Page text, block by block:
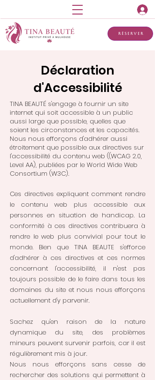
Réserver
Déclaration
d'Accessibilité
TINA BEAUTÉ s'engage à fournir un site
internet qui soit accessible à un public
aussi large que possible, quelles que
soient les circonstances et les capacités.
Nous nous efforçons d'adhérer aussi
étroitement que possible aux directives sur
l'accessibilité du contenu web ((WCAG 2.0,
Level AA), publiées par le World Wide Web
Consortium (W3C).
Ces directives expliquent comment rendre
le contenu web plus accessible aux
personnes en situation de handicap. La
conformité à ces directives contribuera à
rendre le web plus convivial pour tout le
monde. Bien que TINA BEAUTE s'efforce
d'adhérer à ces directives et ces normes
concernant l'accessibilité, il n'est pas
toujours possible de le faire dans tous les
domaines du site et nous nous efforçons
actuellement d'y parvenir.
Sachez qu'en raison de la nature
dynamique du site, des problèmes
mineurs peuvent survenir parfois, car il est
régulièrement mis à jour.
Nous nous efforçons sans cesse de
rechercher des solutions qui permettent à